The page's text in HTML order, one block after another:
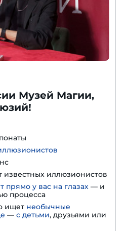
Музей Магии,
известных иллюзионистов
прямо у вас на глазах — и
процесса
ищет необычные
— с детьми, друзьями или